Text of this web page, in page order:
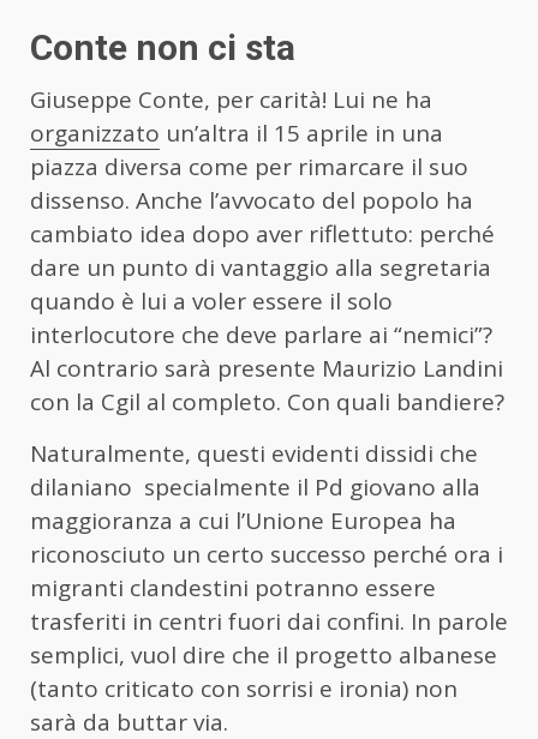
Conte non ci sta
Giuseppe Conte, per carità! Lui ne ha
organizzato un’altra il 15 aprile in una
piazza diversa come per rimarcare il suo
dissenso. Anche l’avvocato del popolo ha
cambiato idea dopo aver riflettuto: perché
dare un punto di vantaggio alla segretaria
quando è lui a voler essere il solo
interlocutore che deve parlare ai “nemici”?
Al contrario sarà presente Maurizio Landini
con la Cgil al completo. Con quali bandiere?
Naturalmente, questi evidenti dissidi che
dilaniano specialmente il Pd giovano alla
maggioranza a cui l’Unione Europea ha
riconosciuto un certo successo perché ora i
migranti clandestini potranno essere
trasferiti in centri fuori dai confini. In parole
semplici, vuol dire che il progetto albanese
(tanto criticato con sorrisi e ironia) non
sarà da buttar via.